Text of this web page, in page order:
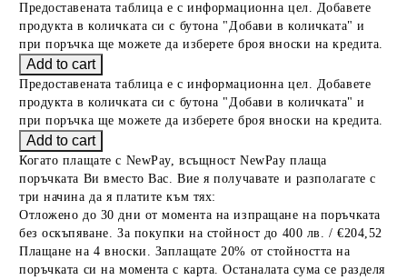
Предоставената таблица е с информационна цел. Добавете
продукта в количката си с бутона "Добави в количката" и
при поръчка ще можете да изберете броя вноски на кредита.
Предоставената таблица е с информационна цел. Добавете
продукта в количката си с бутона "Добави в количката" и
при поръчка ще можете да изберете броя вноски на кредита.
Когато плащате с NewPay, всъщност NewPay плаща
поръчката Ви вместо Вас. Вие я получавате и разполагате с
три начина да я платите към тях:
Отложено до 30 дни от момента на изпращане на поръчката
без оскъпяване. За покупки на стойност до 400 лв. / €204,52
Плащане на 4 вноски. Заплащате 20% от стойността на
поръчката си на момента с карта. Останалата сума се разделя